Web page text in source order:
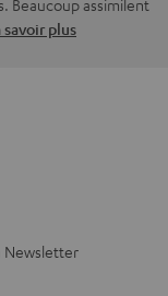
savoir plus
Newsletter